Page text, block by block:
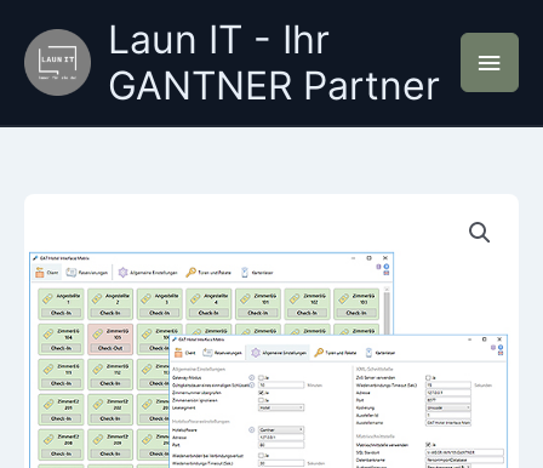
Inhalt
springen
Laun IT - Ihr
GANTNER Partner